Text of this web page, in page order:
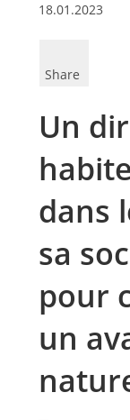
18.01.2023
Share
Un
dans
sa
pour
un